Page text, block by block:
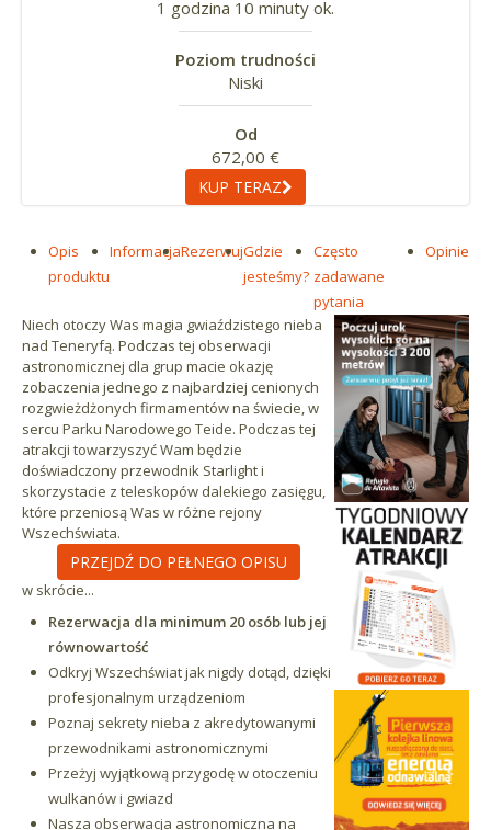
1 godzina 10 minuty ok.
Poziom trudności
Niski
Od
672,00 €
KUP TERAZ
Opis
produktu
InformacjaRezerwujGdzie
jesteśmy?
Często
zadawane
pytania
Opinie
Niech otoczy Was magia gwiaździstego nieba
nad Teneryfą. Podczas tej obserwacji
astronomicznej dla grup macie okazję
zobaczenia jednego z najbardziej cenionych
rozgwieżdżonych firmamentów na świecie, w
sercu Parku Narodowego Teide. Podczas tej
atrakcji towarzyszyć Wam będzie
doświadczony przewodnik Starlight i
skorzystacie z teleskopów dalekiego zasięgu,
które przeniosą Was w różne rejony
Wszechświata.
PRZEJDŹ DO PEŁNEGO OPISU
w skrócie...
Rezerwacja dla minimum 20 osób lub jej
równowartość
Odkryj Wszechświat jak nigdy dotąd, dzięki
profesjonalnym urządzeniom
Poznaj sekrety nieba z akredytowanymi
przewodnikami astronomicznymi
Przeżyj wyjątkową przygodę w otoczeniu
wulkanów i gwiazd
Nasza obserwacja astronomiczna na